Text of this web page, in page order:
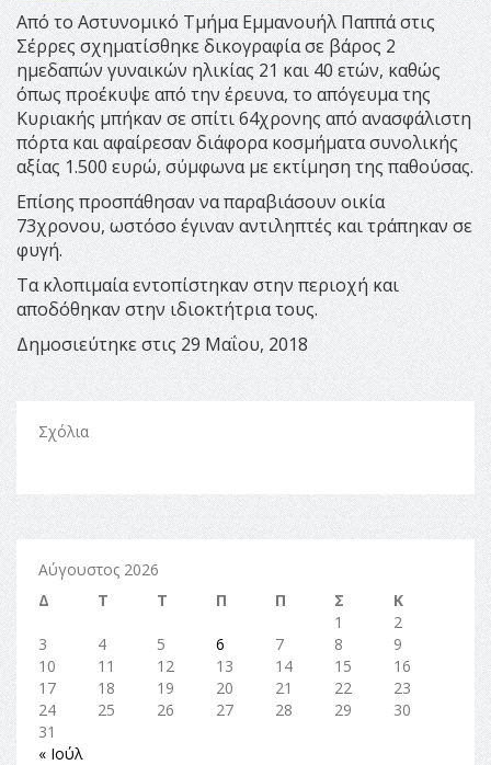
Από το Αστυνομικό Τμήμα Εμμανουήλ Παππά στις
Σέρρες σχηματίσθηκε δικογραφία σε βάρος 2
ημεδαπών γυναικών ηλικίας 21 και 40 ετών, καθώς
όπως προέκυψε από την έρευνα, το απόγευμα της
Κυριακής μπήκαν σε σπίτι 64χρονης από ανασφάλιστη
πόρτα και αφαίρεσαν διάφορα κοσμήματα συνολικής
αξίας 1.500 ευρώ, σύμφωνα με εκτίμηση της παθούσας.
Επίσης προσπάθησαν να παραβιάσουν οικία
73χρονου, ωστόσο έγιναν αντιληπτές και τράπηκαν σε
φυγή.
Τα κλοπιμαία εντοπίστηκαν στην περιοχή και
αποδόθηκαν στην ιδιοκτήτρια τους.
Δημοσιεύτηκε στις 29 Μαΐου, 2018
Σχόλια
Αύγουστος 2026
Δ
Τ Τ Π Π Σ
Κ
1
2
3
4 5 6 7 8
9
10
11 12 13 14 15
16
17
18 19 20 21 22
23
24
25 26 27 28 29
30
31
« Ιούλ